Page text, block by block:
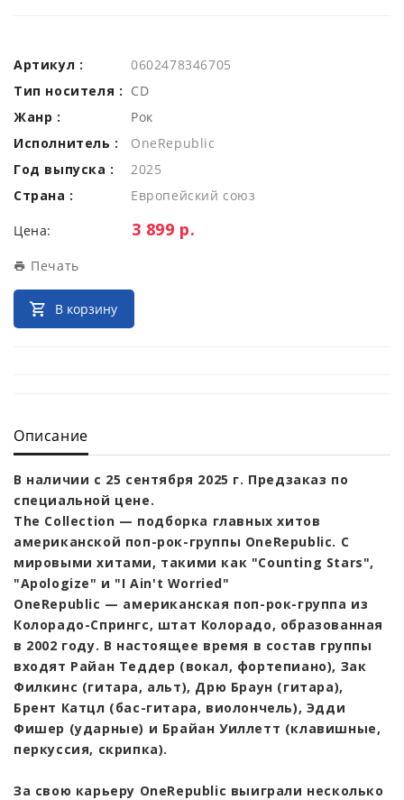
Артикул :
0602478346705
Тип носителя : CD
Жанр :
Рок
Исполнитель :
OneRepublic
Год выпуска :
2025
Страна :
Европейский союз
Цена: Цена:
3 899 р.
Печать
В корзину
Описание
В наличии с 25 сентября 2025 г. Предзаказ по
специальной цене.
The Collection — подборка главных хитов
американской поп-рок-группы OneRepublic. С
мировыми хитами, такими как "Counting Stars",
"Apologize" и "I Ain't Worried"
OneRepublic — американская поп-рок-группа из
Колорадо-Спрингс, штат Колорадо, образованная
в 2002 году. В настоящее время в состав группы
входят Райан Теддер (вокал, фортепиано), Зак
Филкинс (гитара, альт), Дрю Браун (гитара),
Брент Катцл (бас-гитара, виолончель), Эдди
Фишер (ударные) и Брайан Уиллетт (клавишные,
перкуссия, скрипка).
За свою карьеру OneRepublic выиграли несколько